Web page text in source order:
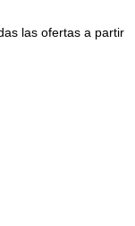
las ofertas a partir